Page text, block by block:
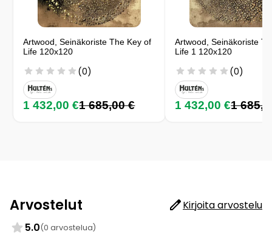
Artwood, Seinäkoriste The Key of
Life 120x120
(0)
1 432,00 €1 685,00 €
Artwood, Seinäkoriste
Life 1 120x120
(0)
1 432,00 €1
Arvostelut
Kirjoita arvostelu
5.0(0 arvostelua)